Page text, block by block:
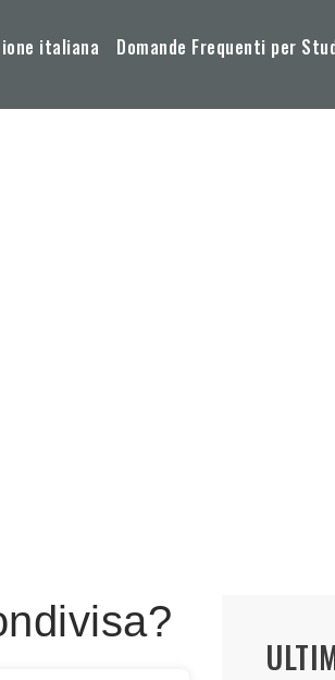
italiana Domande Frequenti per